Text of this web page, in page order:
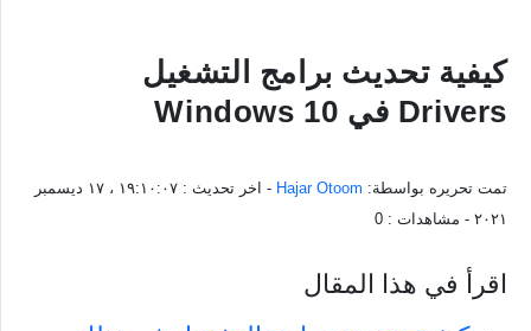
كيفية تحديث برامج التشغيل
Drivers في Windows 10
تمت تحريره بواسطة: Hajar Otoom - اخر تحديث :
١٩:١٠:٠٧ ، ١٧ ديسمبر
٢٠٢١ - مشاهدات : 0
اقرأ في هذا المقال